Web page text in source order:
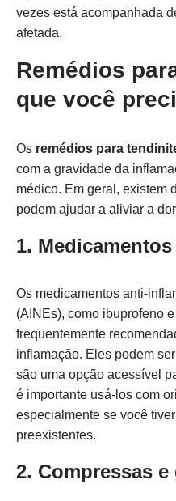
vezes está acompanhada
afetada.
Remédios
que você
Os remédios para
com a gravidade da
médico. Em geral, existem
podem ajudar a aliviar a
1.
Os medicamentos anti-
(AINEs), como ibuprofeno
frequentemente
inflamação. Eles podem
são uma opção acessível
é importante usá-los com
especialmente se você
preexistentes.
2. Compressas e